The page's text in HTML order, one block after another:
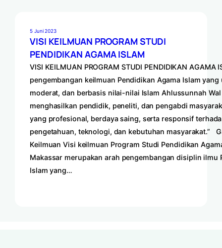
5 Juni 2023
VISI KEILMUAN PROGRAM STUDI
PENDIDIKAN AGAMA ISLAM
VISI KEILMUAN PROGRAM STUDI PENDIDIKAN AGAMA
pengembangan keilmuan Pendidikan Agama Islam
moderat, dan berbasis nilai-nilai Islam Ahlussunnah Wal
menghasilkan pendidik, peneliti, dan pengabdi
yang profesional, berdaya saing, serta responsif
pengetahuan, teknologi, dan kebutuhan masyarakat.”
Keilmuan Visi keilmuan Program Studi Pendidikan
Makassar merupakan arah pengembangan disiplin ilmu
Islam yang…